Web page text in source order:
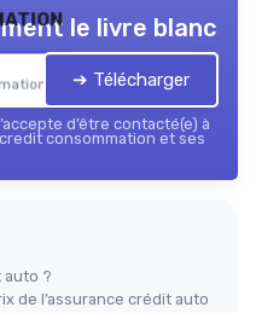
— 2026
le livre blanc
➔ Télécharger
d’être contacté(e) à
consommation et ses
auto ?
de l’assurance crédit auto